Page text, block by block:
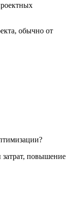
обычно от
затрат, повышение